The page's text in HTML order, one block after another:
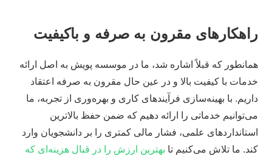
راهکارهای مقرون به صرفه و باکیفیت
همانطور که قبلاً اشاره شد، ما در موسسه پویش به اصل ارائه
خدمات با کیفیت بالا و در عین حال مقرون به صرفه اعتقاد
داریم. با بهینه‌سازی فرآیندهای کاری و بهره‌وری از تجربه، ما
می‌توانیم خدماتی را ارائه دهیم که ضمن حفظ بالاترین
استانداردهای علمی، فشار مالی کمتری را بر دانشجویان وارد
کند. ما تلاش می‌کنیم تا بهترین ارزش را در قبال هزینه‌ای که